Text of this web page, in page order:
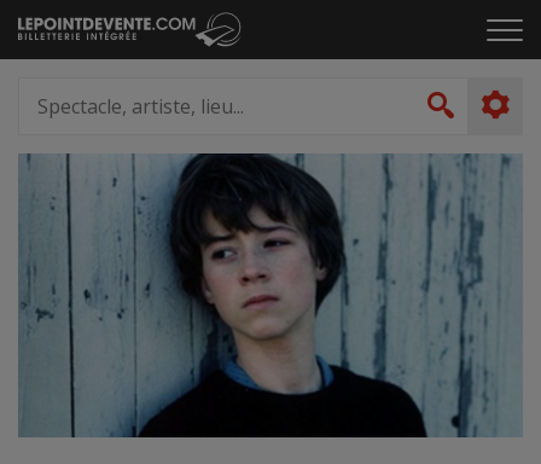
Passer
au
le
artiste,
lieu...